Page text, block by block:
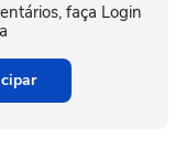
faça Login